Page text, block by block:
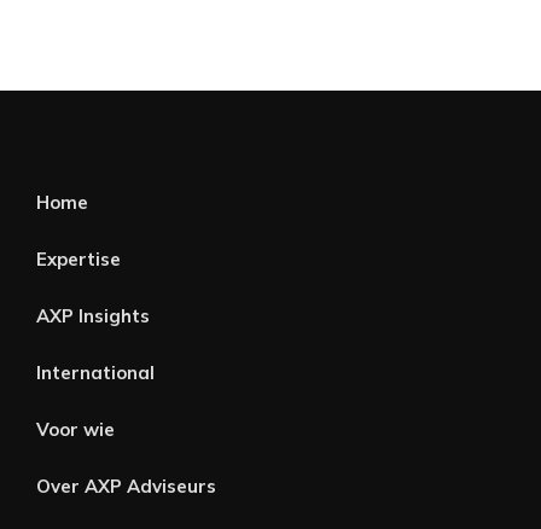
Home
Expertise
AXP Insights
International
Voor wie
Over AXP Adviseurs